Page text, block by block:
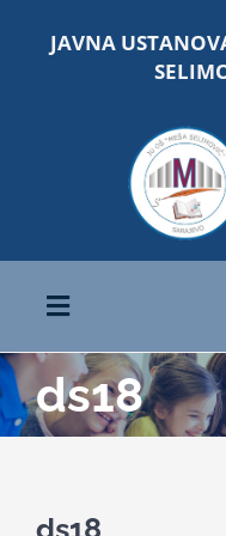
JAVNA
Toggle
Navigation
ds18
ds18